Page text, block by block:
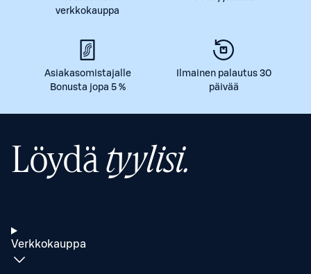
verkkokauppa
Asiakasomistajalle
Bonusta jopa 5 %
Ilmainen palautus 30
päivää
Löydätyylisi.
Verkkokauppa